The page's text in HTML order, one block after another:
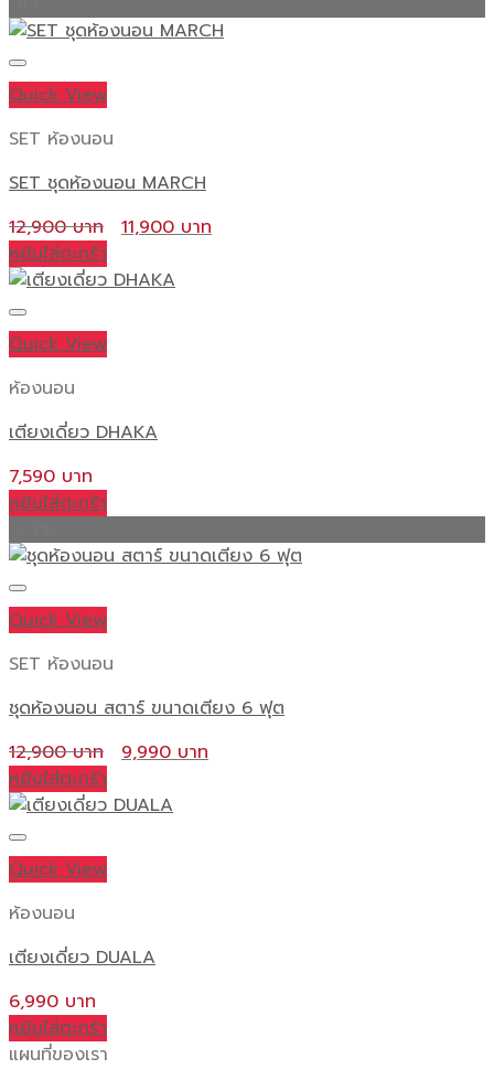
on
the
product
page
Quick View
SET ห้องนอน
SET ชุดห้องนอน MARCH
12,900
Original
was:
11,900
หยิบใส่ตะกร้า
Quick View
ห้องนอน
เตียงเดี่ยว DHAKA
7,590
หยิบใส่ตะกร้า
Quick View
SET ห้องนอน
ชุดห้องนอน สตาร์ ขนาดเตียง 6 ฟุต
12,900
Original
was:
9,990
หยิบใส่ตะกร้า
Quick View
ห้องนอน
เตียงเดี่ยว DUALA
6,990
หยิบใส่ตะกร้า
แผนที่ของเรา